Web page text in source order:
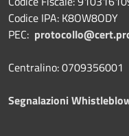
Codice IPA: K8OW8ODY
PEC:
Centralino: 0709356001
Segnalazioni